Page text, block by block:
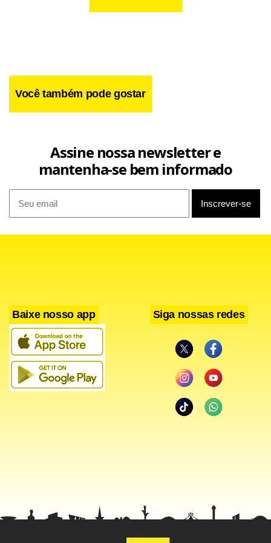
Você também pode gostar
Assine nossa newsletter e
mantenha-se bem informado
Baixe nosso app Siga nossas redes